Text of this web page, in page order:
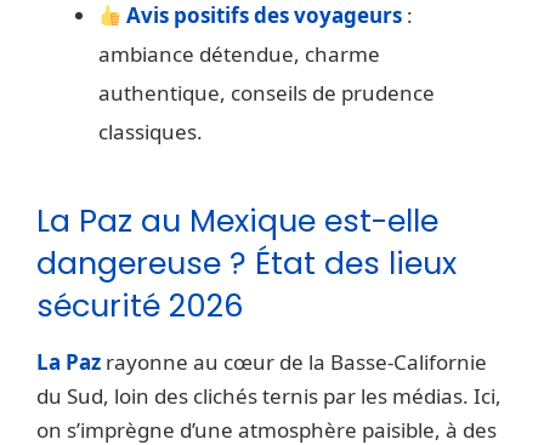
Avis positifs des voyageurs :
ambiance détendue, charme
authentique, conseils de prudence
classiques.
La Paz au Mexique est-elle
dangereuse ? État des lieux
sécurité 2026
La Paz rayonne au cœur de la Basse-Californie
du Sud, loin des clichés ternis par les médias. Ici,
on s’imprègne d’une atmosphère paisible, à des